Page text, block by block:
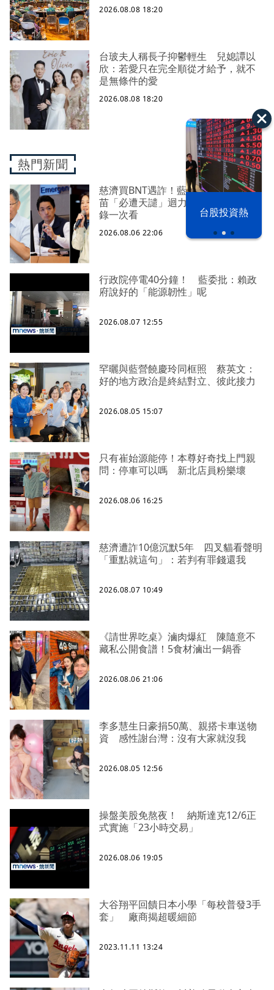
漢光42演習 台股投資熱
2026.08.08 18:20
台玻夫人稱長子抑鬱輕生 兒媳譚以
欣：若愛只在完全順從才給予，就不
是無條件的愛
2026.08.08 18:20
熱門新聞
慈濟買BNT遇詐！藍白昔嗆政府擋疫
苗「必遭天譴」迴力鏢來了 荒謬語
錄一次看
2026.08.06 22:06
行政院停電40分鐘！ 藍委批：賴政
府說好的「能源韌性」呢
2026.08.07 12:55
罕曬與藍營饒慶玲同框照 蔡英文：
好的地方政治是終結對立、彼此接力
2026.08.05 15:07
只有崔始源能停！本尊好奇找上門親
問：停車可以嗎 新北店員粉樂壞
2026.08.06 16:25
慈濟遭詐10億沉默5年 四叉貓看聲明
「重點就這句」：若判有罪錢還我
2026.08.07 10:49
《請世界吃桌》滷肉爆紅 陳隨意不
藏私公開食譜！5食材滷出一鍋香
2026.08.06 21:06
李多慧生日豪捐50萬、親搭卡車送物
資 感性謝台灣：沒有大家就沒我
2026.08.05 12:56
操盤美股免熬夜！ 納斯達克12/6正
式實施「23小時交易」
2026.08.06 19:05
大谷翔平回饋日本小學「每校普發3手
套」 廠商揭超暖細節
2023.11.11 13:24